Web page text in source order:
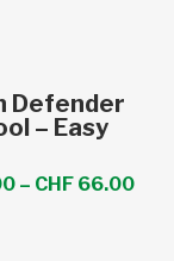
Defender
– Easy
– CHF 66.00